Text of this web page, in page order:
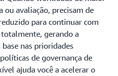
ou avaliação, precisam de
para continuar com
gerando a
base nas prioridades
de governança de
ajuda você a acelerar o